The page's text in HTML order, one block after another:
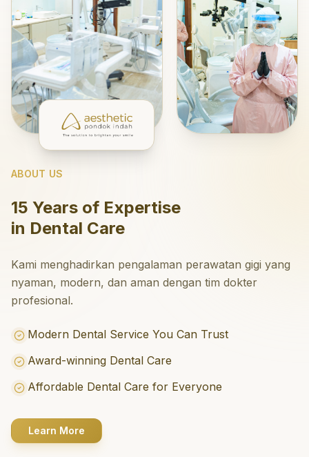
ABOUT US
15 Years of Expertise
in Dental Care
Kami menghadirkan pengalaman perawatan gigi yang
nyaman, modern, dan aman dengan tim dokter
profesional.
Modern Dental Service You Can Trust
Award-winning Dental Care
Affordable Dental Care for Everyone
Learn More